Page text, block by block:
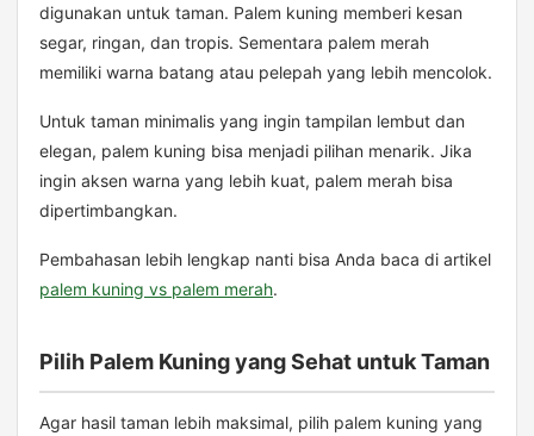
digunakan untuk taman. Palem kuning memberi kesan
segar, ringan, dan tropis. Sementara palem merah
memiliki warna batang atau pelepah yang lebih mencolok.
Untuk taman minimalis yang ingin tampilan lembut dan
elegan, palem kuning bisa menjadi pilihan menarik. Jika
ingin aksen warna yang lebih kuat, palem merah bisa
dipertimbangkan.
Pembahasan lebih lengkap nanti bisa Anda baca di artikel
palem kuning vs palem merah.
Pilih Palem Kuning yang Sehat untuk Taman
Agar hasil taman lebih maksimal, pilih palem kuning yang